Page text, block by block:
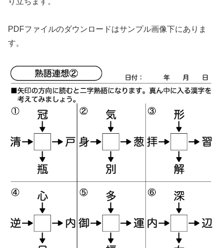
PDFファイルのダウンロードはサンプル画像下にありま
す。